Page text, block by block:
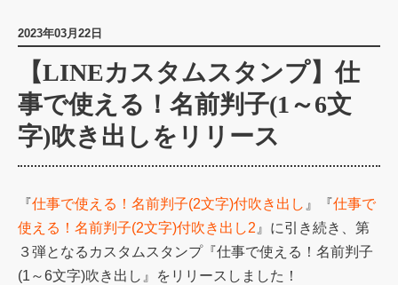
2023年03月22日
【LINEカスタムスタンプ】仕
事で使える！名前判子(1～6文
字)吹き出しをリリース
『仕事で使える！名前判子(2文字)付吹き出し 』『仕事で
使える！名前判子(2文字)付吹き出し2 』に引き続き、第
３弾となるカスタムスタンプ『仕事で使える！名前判子
(1～6文字)吹き出し』をリリースしました！